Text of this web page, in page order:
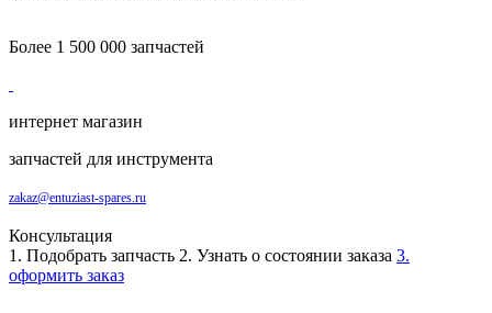
Более 1 500 000 запчастей
интернет магазин
запчастей для инструмента
zakaz@entuziast-spares.ru
Консультация
1. Подобрать запчасть 2. Узнать о состоянии заказа 3.
оформить заказ